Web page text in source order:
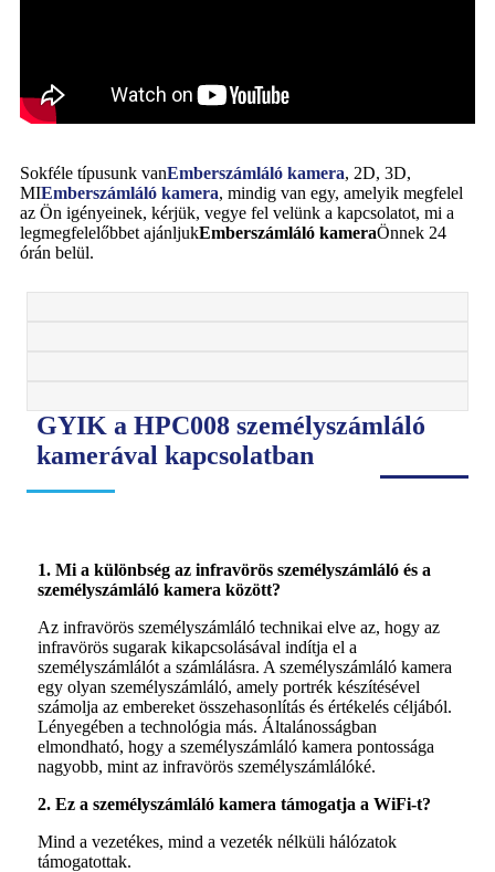
Sokféle típusunk vanEmberszámláló kamera, 2D, 3D,
MIEmberszámláló kamera, mindig van egy, amelyik megfelel
az Ön igényeinek, kérjük, vegye fel velünk a kapcsolatot, mi a
legmegfelelőbbet ajánljukEmberszámláló kameraÖnnek 24
órán belül.
GYIK a HPC008 személyszámláló
kamerával kapcsolatban
1. Mi a különbség az infravörös személyszámláló és a
személyszámláló kamera között?
Az infravörös személyszámláló technikai elve az, hogy az
infravörös sugarak kikapcsolásával indítja el a
személyszámlálót a számlálásra. A személyszámláló kamera
egy olyan személyszámláló, amely portrék készítésével
számolja az embereket összehasonlítás és értékelés céljából.
Lényegében a technológia más. Általánosságban
elmondható, hogy a személyszámláló kamera pontossága
nagyobb, mint az infravörös személyszámlálóké.
2. Ez a személyszámláló kamera támogatja a WiFi-t?
Mind a vezetékes, mind a vezeték nélküli hálózatok
támogatottak.